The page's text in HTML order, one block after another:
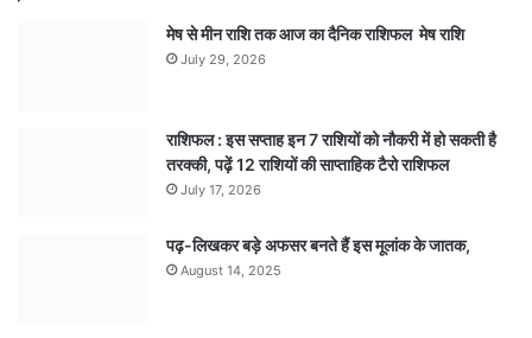
मेष से मीन राशि तक आज का दैनिक राशिफल मेष राशि
July 29, 2026
राशिफल : इस सप्ताह इन 7 राशियों को नौकरी में हो सकती है
तरक्की, पढ़ें 12 राशियों की साप्ताहिक टैरो राशिफल
July 17, 2026
पढ़-लिखकर बड़े अफसर बनते हैं इस मूलांक के जातक,
August 14, 2025